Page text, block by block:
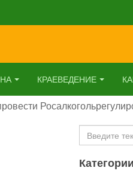
КРАЕВЕДЕНИЕ
Искать...